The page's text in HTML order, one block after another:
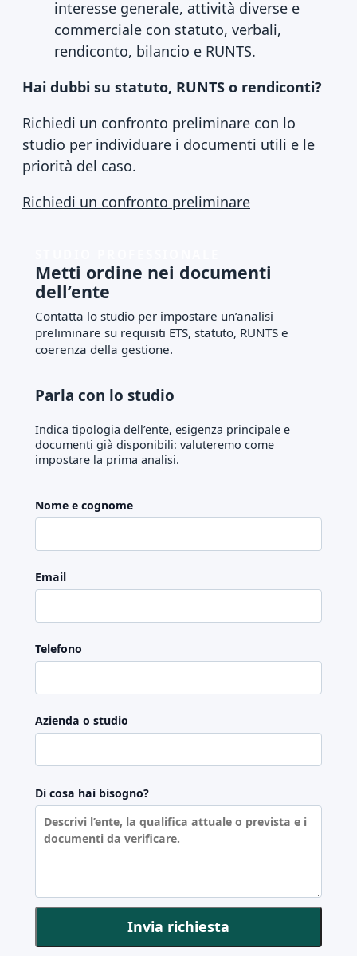
interesse generale, attività diverse e
commerciale con statuto, verbali,
rendiconto, bilancio e RUNTS.
Hai dubbi su statuto, RUNTS o rendiconti?
Richiedi un confronto preliminare con lo
studio per individuare i documenti utili e le
priorità del caso.
Richiedi un confronto preliminare
Metti ordine nei documenti
dell’ente
Contatta lo studio per impostare un’analisi
preliminare su requisiti ETS, statuto, RUNTS e
coerenza della gestione.
Parla con lo studio
Indica tipologia dell’ente, esigenza principale e
documenti già disponibili: valuteremo come
impostare la prima analisi.
Nome e cognome
Email
Telefono
Azienda o studio
Di cosa hai bisogno?
Invia richiesta